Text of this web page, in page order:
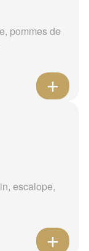
pommes de
escalope,